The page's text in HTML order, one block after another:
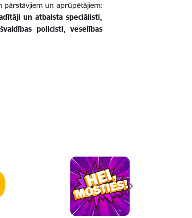
un aprūpētājiem:
un atbalsta speciālisti,
policisti, veselības